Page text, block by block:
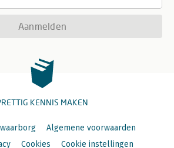
Aanmelden
KENNIS MAKEN
Algemene voorwaarden
Cookies Cookie instellingen